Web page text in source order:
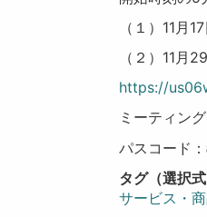
（１）11
（２）11
https://
ミーティング
パスコード：
タグ（選択式
サービス・